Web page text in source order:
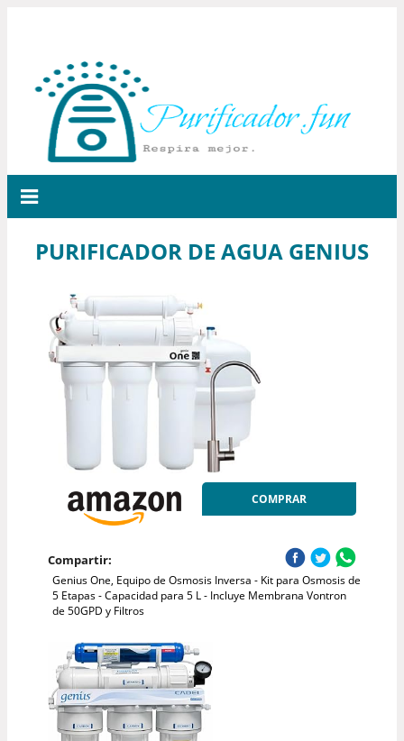
PURIFICADOR DE AGUA GENIUS
COMPRAR
Compartir:
Genius One, Equipo de Osmosis Inversa - Kit para Osmosis de
5 Etapas - Capacidad para 5 L - Incluye Membrana Vontron
de 50GPD y Filtros